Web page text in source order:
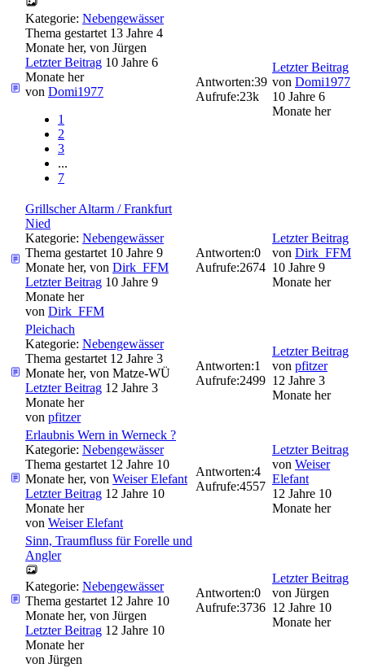
Kategorie: Nebengewässer
Thema gestartet 13 Jahre 4
Monate her, von Jürgen
Letzter Beitrag 10 Jahre 6
Monate her
von Domi1977
1
2
3
...
7
Antworten:39
Aufrufe:23k
Letzter Beitrag
von Domi1977
10 Jahre 6
Monate her
Grillscher Altarm / Frankfurt
Nied
Kategorie: Nebengewässer
Thema gestartet 10 Jahre 9
Monate her, von Dirk_FFM
Letzter Beitrag 10 Jahre 9
Monate her
von Dirk_FFM
Antworten:0
Aufrufe:2674
Letzter Beitrag
von Dirk_FFM
10 Jahre 9
Monate her
Pleichach
Kategorie: Nebengewässer
Thema gestartet 12 Jahre 3
Monate her, von Matze-WÜ
Letzter Beitrag 12 Jahre 3
Monate her
von pfitzer
Antworten:1
Aufrufe:2499
Letzter Beitrag
von pfitzer
12 Jahre 3
Monate her
Erlaubnis Wern in Werneck ?
Kategorie: Nebengewässer
Thema gestartet 12 Jahre 10
Monate her, von Weiser Elefant
Letzter Beitrag 12 Jahre 10
Monate her
von Weiser Elefant
Antworten:4
Aufrufe:4557
Letzter Beitrag
von Weiser
Elefant
12 Jahre 10
Monate her
Sinn, Traumfluss für Forelle und
Angler
Kategorie: Nebengewässer
Thema gestartet 12 Jahre 10
Monate her, von Jürgen
Letzter Beitrag 12 Jahre 10
Monate her
von Jürgen
Antworten:0
Aufrufe:3736
Letzter Beitrag
von Jürgen
12 Jahre 10
Monate her